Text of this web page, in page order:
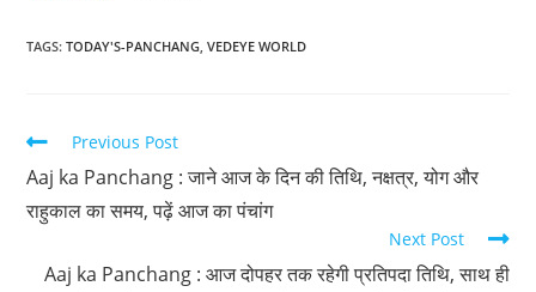
TAGS:TODAY'S-PANCHANG VEDEYE WORLD
Previous Post
Aaj ka Panchang : जाने आज के दिन की तिथि, नक्षत्र, योग और
राहुकाल का समय, पढ़ें आज का पंचांग
Next Post
Aaj ka Panchang : आज दोपहर तक रहेगी प्रतिपदा तिथि, साथ ही